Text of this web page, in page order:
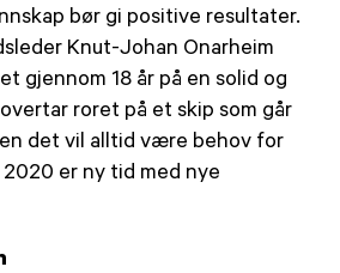
bør gi positive resultater.
Knut-Johan Onarheim
gjennom 18 år på en solid og
roret på et skip som går
det vil alltid være behov for
er ny tid med nye